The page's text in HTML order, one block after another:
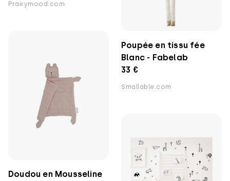
Prairymood.com
Poupée en tissu fée
Blanc - Fabelab
33 €
Smallable.com
Doudou en Mousseline